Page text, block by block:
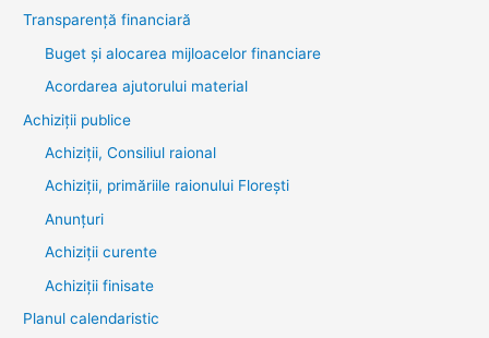
Transparenţă financiară
Buget și alocarea mijloacelor financiare
Acordarea ajutorului material
Achiziţii publice
Achiziții, Consiliul raional
Achiziții, primăriile raionului Florești
Anunțuri
Achiziții curente
Achiziții finisate
Planul calendaristic